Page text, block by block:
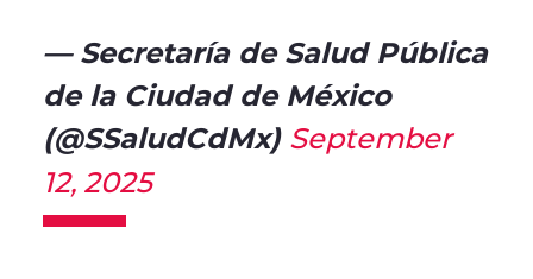
— Secretaría de Salud Pública
de la Ciudad de México
(@SSaludCdMx) September
12, 2025